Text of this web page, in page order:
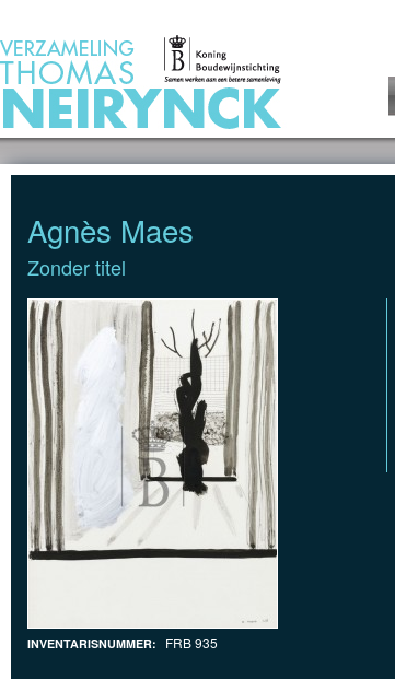
Agnès Maes
Zonder titel
INVENTARISNUMMER: FRB 935